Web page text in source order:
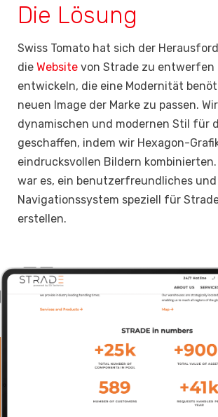
Die Lösung
Swiss Tomato hat sich der
die Website von Strade zu entwerfen
entwickeln, die eine Modernität
neuen Image der Marke zu passen.
dynamischen und modernen Stil für
geschaffen, indem wir Hexagon-
eindrucksvollen Bildern
war es, ein benutzerfreundliches
Navigationssystem speziell für
erstellen.